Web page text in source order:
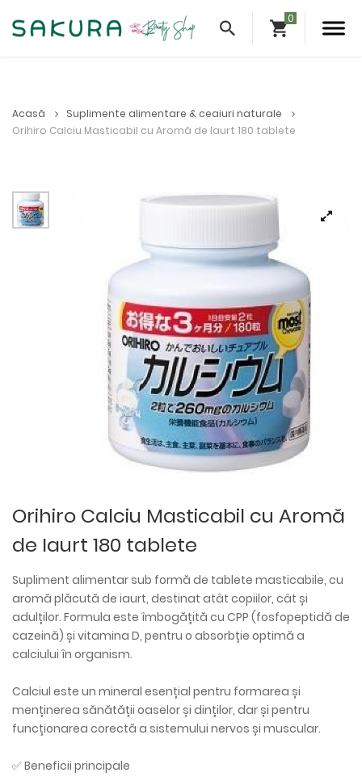
Acasă
Suplimente alimentare & ceaiuri naturale
Orihiro Calciu Masticabil cu Aromă de Iaurt 180 tablete
Orihiro Calciu Masticabil cu Aromă
de Iaurt 180 tablete
Supliment alimentar sub formă de tablete masticabile, cu
aromă plăcută de iaurt, destinat atât copiilor, cât și
adulților. Formula este îmbogățită cu CPP (fosfopeptidă de
cazeină) și vitamina D, pentru o absorbție optimă a
calciului în organism.
Calciul este un mineral esențial pentru formarea și
menținerea sănătății oaselor și dinților, dar și pentru
funcționarea corectă a sistemului nervos și muscular.
✅ Beneficii principale